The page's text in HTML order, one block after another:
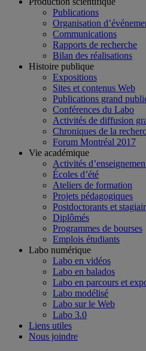
Publications
Organisation
Communications
Rapports de recherche
Bilan des réalisations
Histoire publique
Expositions
Sites et contenus Web
Publications grand
Conférences du Labo
Activités de diffusion
Chroniques de la
Forum Montréal 2017
Vie académique
Activités
Écoles d’été
Ateliers de formation
Projets pédagogiques
Postdoctorants et
Diplômés
Programmes de bourses
Emplois étudiants
Labo numérique
Labo en vidéos
Labo en balados
Labo en parcours et
Labo modélisé
Labo sur le Web
Labo 3.0
Liens utiles
Nous joindre